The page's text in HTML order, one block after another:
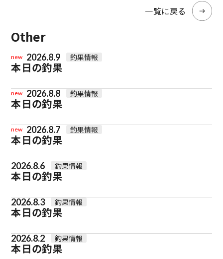
一覧に戻る
Other
new 2026.8.9 釣果情報
本日の釣果
new 2026.8.8 釣果情報
本日の釣果
new 2026.8.7 釣果情報
本日の釣果
2026.8.6 釣果情報
本日の釣果
2026.8.3 釣果情報
本日の釣果
2026.8.2 釣果情報
本日の釣果